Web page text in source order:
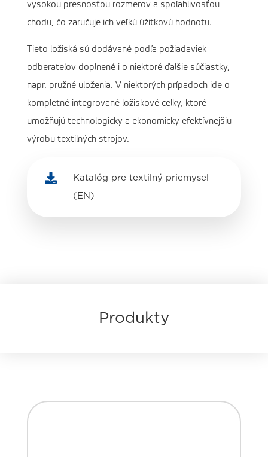
vysokou presnosťou rozmerov a spoľahlivosťou
chodu, čo zaručuje ich veľkú úžitkovú hodnotu.
Tieto ložiská sú dodávané podľa požiadaviek
odberateľov doplnené i o niektoré ďalšie súčiastky,
napr. pružné uloženia. V niektorých prípadoch ide o
kompletné integrované ložiskové celky, ktoré
umožňujú technologicky a ekonomicky efektívnejšiu
výrobu textilných strojov.

Katalóg pre textilný priemysel
(EN)
Produkty